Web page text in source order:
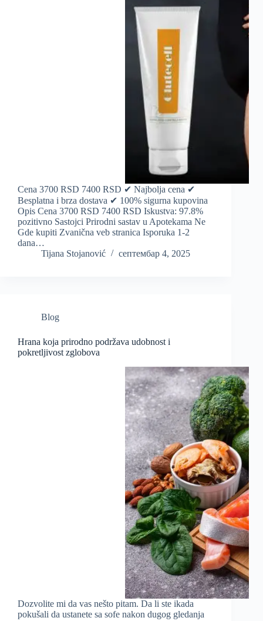
Cena 3700 RSD 7400 RSD ✔ Najbolja cena ✔
Besplatna i brza dostava ✔ 100% sigurna kupovina
Opis Cena 3700 RSD 7400 RSD Iskustva: 97.8%
pozitivno Sastojci Prirodni sastav u Apotekama Ne
Gde kupiti Zvanična veb stranica Isporuka 1-2
dana…
Tijana Stojanović
септембар 4, 2025
Blog
Hrana koja prirodno podržava udobnost i
pokretljivost zglobova
Dozvolite mi da vas nešto pitam. Da li ste ikada
pokušali da ustanete sa sofe nakon dugog gledanja